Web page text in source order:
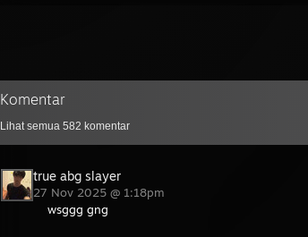
Komentar
Lihat semua 582 komentar
true abg slayer
27 Nov 2025 @ 1:18pm
wsggg gng